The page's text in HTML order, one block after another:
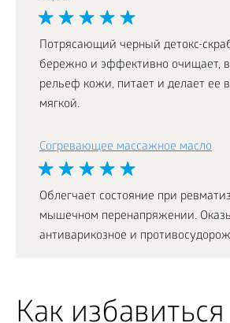
Потрясающий черный детокс-
бережно и эффективно очищает,
рельеф кожи, питает и делает ее
мягкой.
Согревающее массажное масло
Облегчает состояние при
мышечном перенапряжении.
антиварикозное и
Как избавиться